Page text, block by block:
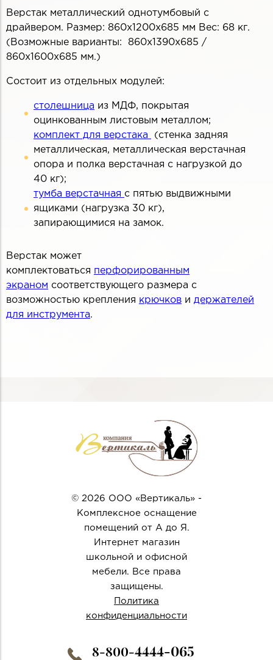
Верстак металлический однотумбовый с
драйвером. Размер: 860х1200х685 мм Вес: 68 кг.
(Возможные варианты: 860х1390х685 /
860х1600х685 мм.)
Состоит из отдельных модулей:
столешница из МДФ, покрытая
оцинкованным листовым металлом;
комплект для верстака
(стенка задняя
металлическая, металлическая верстачная
опора и полка верстачная с нагрузкой до
40 кг);
тумба верстачная с пятью выдвижными
ящиками (нагрузка 30 кг),
запирающимися на замок.
Верстак может
комплектоваться перфорированным
экраном соответствующего размера с
возможностью крепления крючков и держателей
для инструмента.
© 2026 ООО «Вертикаль» -
Комплексное оснащение
помещений от А до Я.
Интернет магазин
школьной и офисной
мебели. Все права
защищены.
Политика
конфиденциальности
8-800-4444-065